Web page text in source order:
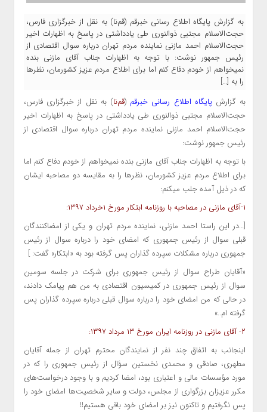
به گزارش پایگاه اطلاع‌ رسانی خبرقم (قم‌نا) به نقل از خبرگزاری فارس،‌
حجت‌الاسلام مجتبی ذوالنوری طی یادداشتی در پاسخ به اظهارات اخیر
حجت‌الاسلام احمد مازنی نماینده مردم تهران درباره سوال اقتصادی از
رئیس جمهور نوشت: با توجه به اظهارات جناب آقای مازنی بنده
نمیخواهم از خودم دفاع کنم اما برای اطلاع مردم عزیز کشورمان، نظرها
را به […]
به گزارشپایگاه اطلاع‌ رسانی خبرقم (قم‌نا) به نقل از خبرگزاری فارس،‌
حجت‌الاسلام مجتبی ذوالنوری طی یادداشتی در پاسخ به اظهارات اخیر
حجت‌الاسلام احمد مازنی نماینده مردم تهران درباره سوال اقتصادی از
رئیس جمهور نوشت:
با توجه به اظهارات جناب آقای مازنی بنده نمیخواهم از خودم دفاع کنم اما
برای اطلاع مردم عزیز کشورمان، نظرها را به مقایسه دو مصاحبه ایشان
که در ذیل آمده جلب میکنم:
۱-آقای مازنی در مصاحبه با روزنامه ابتکار مورخ ۱خرداد ۱۳۹۷:
[…در این راستا احمد مازنی، نماینده مردم تهران و یکی از امضاکنندگان
قبلی سوال از رئیس جمهوری که امضای خود را درباره سوال از رئیس
جمهوری درباره مشکلات سپرده گذاران پس گرفته بود به «ابتکار» گفت: ]
«آقایان طراح سوال از رئیس جمهوری برای شرکت در جلسه سومین
سوال از رئیس جمهوری در کمیسیون اقتصادی به من هم پیامک دادند،
در حالی که من امضای خود را درباره سوال قبلی درباره سپرده گذاران پس
گرفته ام..»
۲- آقای مازنی در روزنامه ایران مورخ ۱۳ مرداد ۱۳۹۷:
اینجانب به اتفاق چند نفر از نمایندگان محترم تهران از جمله آقایان
مطهری، صادقی و محمدی نخستین سؤال از رئیس جمهوری را که در
مورد مؤسسات مالی و اعتباری بود، امضا کردیم و با وجود درخواست‌های
مکرر عزیزان بزرگواری از مجلس، دولت و سایر شخصیت‌ها امضای خود را
پس نگرفتیم و تاکنون نیز بر امضای خود باقی هستیم!!